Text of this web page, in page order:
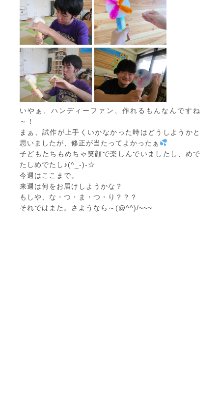
いやぁ、ハンディーファン、作れるもんなんですね
～！
まぁ、試作が上手くいかなかった時はどうしようかと
思いましたが、修正が当たってよかったぁ
子どもたちもめちゃ笑顔で楽しんでいましたし、めで
たしめでたし♪(^_-)-☆
今週はここまで。
来週は何をお届けしようかな？
もしや、な・つ・ま・つ・り？？？
それではまた。さようなら～(@^^)/~~~